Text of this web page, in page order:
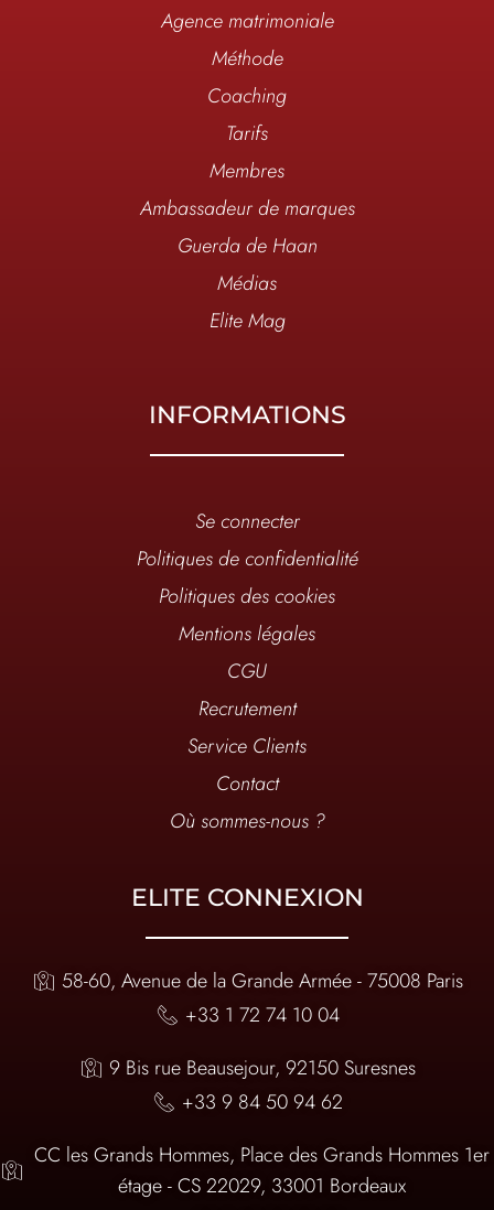
Agence matrimoniale
Méthode
Coaching
Tarifs
Membres
Ambassadeur de marques
Guerda de Haan
Médias
Elite Mag
INFORMATIONS
Se connecter
Politiques de confidentialité
Politiques des cookies
Mentions légales
CGU
Recrutement
Service Clients
Contact
Où sommes-nous ?
ELITE CONNEXION
58-60, Avenue de la Grande Armée - 75008 Paris
+33 1 72 74 10 04
9 Bis rue Beausejour, 92150 Suresnes
+33 9 84 50 94 62
CC les Grands Hommes, Place des Grands Hommes 1er
étage - CS 22029, 33001 Bordeaux